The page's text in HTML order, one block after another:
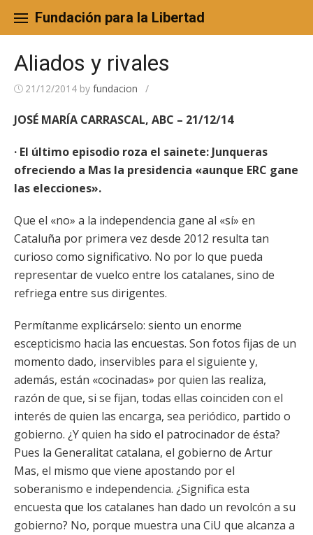
content
Fundación para la Libertad
Aliados y rivales
21/12/2014 by fundacion /
JOSÉ MARÍA CARRASCAL, ABC – 21/12/14
· El último episodio roza el sainete: Junqueras
ofreciendo a Mas la presidencia «aunque ERC gane
las elecciones».
Que el «no» a la independencia gane al «sí» en
Cataluña por primera vez desde 2012 resulta tan
curioso como significativo. No por lo que pueda
representar de vuelco entre los catalanes, sino de
refriega entre sus dirigentes.
Permítanme explicárselo: siento un enorme
escepticismo hacia las encuestas. Son fotos fijas de un
momento dado, inservibles para el siguiente y,
además, están «cocinadas» por quien las realiza,
razón de que, si se fijan, todas ellas coinciden con el
interés de quien las encarga, sea periódico, partido o
gobierno. ¿Y quien ha sido el patrocinador de ésta?
Pues la Generalitat catalana, el gobierno de Artur
Mas, el mismo que viene apostando por el
soberanismo e independencia. ¿Significa esta
encuesta que los catalanes han dado un revolcón a su
gobierno? No, porque muestra una CiU que alcanza a